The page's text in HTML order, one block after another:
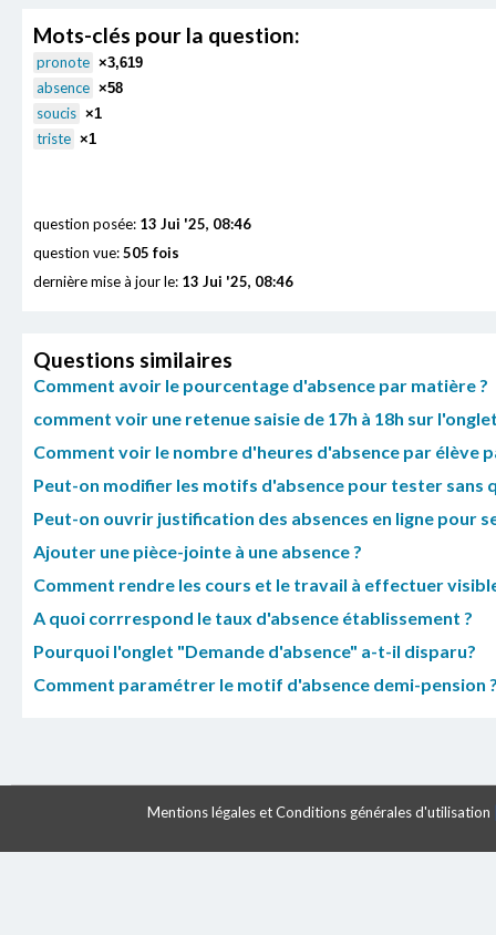
Mots-clés pour la question:
pronote ×3,619
absence ×58
soucis ×1
triste ×1
question posée: 13 Jui '25, 08:46
question vue:505 fois
dernière mise à jour le: 13 Jui '25, 08:46
Questions similaires
Comment avoir le pourcentage d'absence par matière ?
comment voir une retenue saisie de 17h à 18h sur
Comment voir le nombre d'heures d'absence par élève
Peut-on modifier les motifs d'absence pour tester
Peut-on ouvrir justification des absences en ligne pour
Ajouter une pièce-jointe à une absence ?
Comment rendre les cours et le travail à effectuer
A quoi corrrespond le taux d'absence établissement ?
Pourquoi l'onglet "Demande d'absence" a-t-il disparu?
Comment paramétrer le motif d'absence demi-pension
Mentions légales et Conditions générales d'utilisation